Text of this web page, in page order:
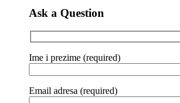
Ask a Question
Ime i prezime (required)
Email adresa (required)